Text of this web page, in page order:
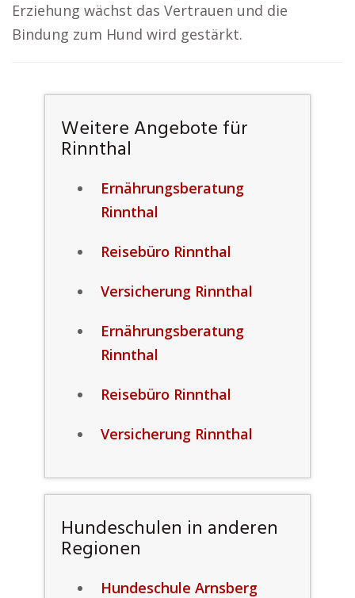
Erziehung wächst das Vertrauen und die
Bindung zum Hund wird gestärkt.
Weitere Angebote für
Rinnthal
Ernährungsberatung
Rinnthal
Reisebüro Rinnthal
Versicherung Rinnthal
Ernährungsberatung
Rinnthal
Reisebüro Rinnthal
Versicherung Rinnthal
Hundeschulen in anderen
Regionen
Hundeschule Arnsberg